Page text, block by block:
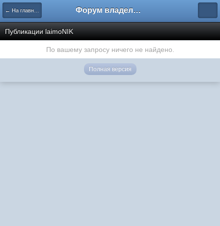
← На главную Форум владельцев интернет-магазинов
Публикации laimoNIK
По вашему запросу ничего не найдено.
Полная версия